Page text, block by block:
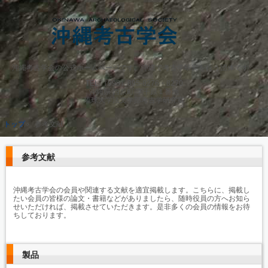
沖縄考古学会の公式ホームページです。沖縄で考古学研究を行う団体です。
TEL.（098）895-8276・8270
沖縄県 西原町 字千原１番地
琉球大学法文学部考古学研究室
トップ 参考文献
参考文献
沖縄考古学会の会員や関連する文献を適宜掲載します。こちらに、掲載し
たい会員の皆様の論文・書籍などがありましたら、随時役員の方へお知ら
せいただければ、掲載させていただきます。是非多くの会員の情報をお待
ちしております。
製品